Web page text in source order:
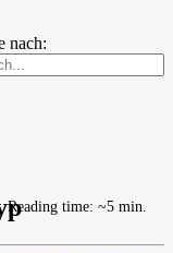
nach:
Reading time: ~5 min.